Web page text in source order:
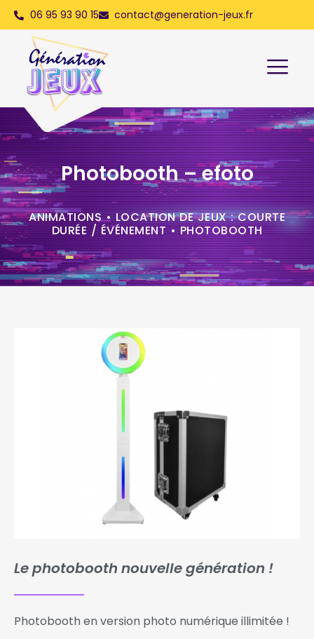
06 95 93 90 15 contact@generation-jeux.fr
Photobooth – efoto
ANIMATIONS•LOCATION DE JEUX : COURTE
DURÉE / ÉVÉNEMENT•PHOTOBOOTH
Le photobooth nouvelle génération !
Photobooth en version photo numérique illimitée !